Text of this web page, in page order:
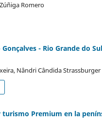
Romero
- Rio Grande do
Nândri Cândida Strassburger
Premium en la